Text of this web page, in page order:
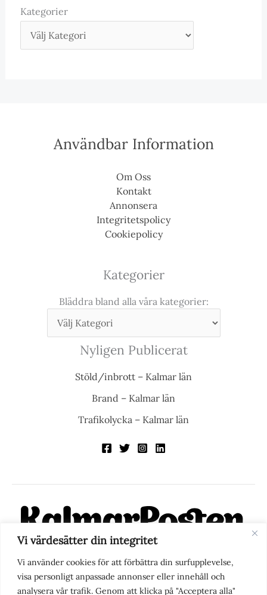
Vi värdesätter din integritet
Vi använder cookies för att förbättra din surfupplevelse,
visa personligt anpassade annonser eller innehåll och
analysera vår trafik. Genom att klicka på "Acceptera alla"
Kategorier
Användbar Information
Om Oss
Kontakt
Annonsera
Integritetspolicy
Cookiepolicy
Kategorier
Bläddra bland alla våra kategorier:
Nyligen Publicerat
Stöld/inbrott – Kalmar län
Brand – Kalmar län
Trafikolycka – Kalmar län
KalmarPosten är en modern lokalnyhetstidning på nätet. Med
fokus på Kalmarregionen, men också med blick för det större
perspektivet, vill vi vara din självklara kanal för nyheter,
berättelser och engagemang. KalmarPosten grundades 1988 och